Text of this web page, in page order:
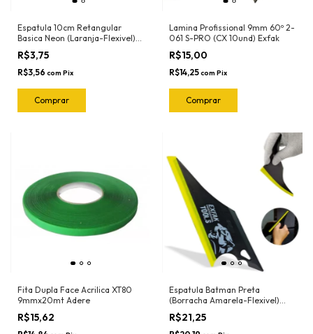
Espatula 10cm Retangular
Basica Neon (Laranja-Flexivel)
3030LN Ronek
R$3,75
R$3,56 com Pix
Lamina Profissional 9mm 60º 2-
061 S-PRO (CX 10und) Exfak
R$15,00
R$14,25com Pix
Fita Dupla Face Acrilica XT80
9mmx20mt Adere
R$15,62
Espatula Batman Preta
(Borracha Amarela-Flexivel)
50-2030 Exfak
R$21,25